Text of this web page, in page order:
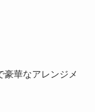
豪華なアレンジメ